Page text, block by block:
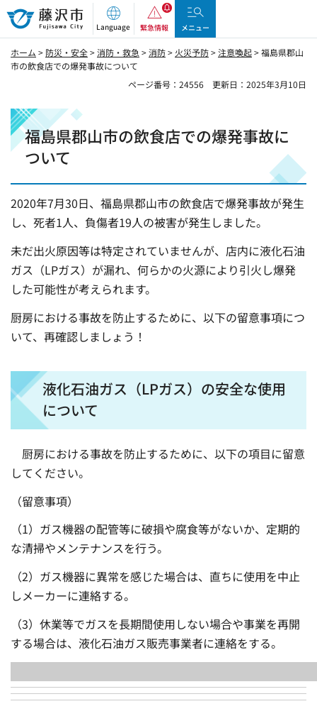
藤沢市
Language 緊急情報 メニュー
ホーム > 防災・安全>消防・救急 >消防> 火災予防>注意喚起> 福島県郡山
市の飲食店での爆発事故について
ページ番号：24556
更新日：2025年3月10日
福島県郡山市の飲食店での爆発事故に
ついて
2020年7月30日、福島県郡山市の飲食店で爆発事故が発生
し、死者1人、負傷者19人の被害が発生しました。
未だ出火原因等は特定されていませんが、店内に液化石油
ガス（LPガス）が漏れ、何らかの火源により引火し爆発
した可能性が考えられます。
厨房における事故を防止するために、以下の留意事項につ
いて、再確認しましょう！
液化石油ガス（LPガス）の安全な使用
について
厨房における事故を防止するために、以下の項目に留意
してください。
（留意事項）
（1）ガス機器の配管等に破損や腐食等がないか、定期的
な清掃やメンテナンスを行う。
（2）ガス機器に異常を感じた場合は、直ちに使用を中止
しメーカーに連絡する。
（3）休業等でガスを長期間使用しない場合や事業を再開
する場合は、液化石油ガス販売事業者に連絡をする。